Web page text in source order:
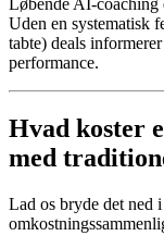
Løbende AI-coaching
Uden en systematisk
tabte) deals
performance.
Hvad koster
med
Lad os bryde det ned